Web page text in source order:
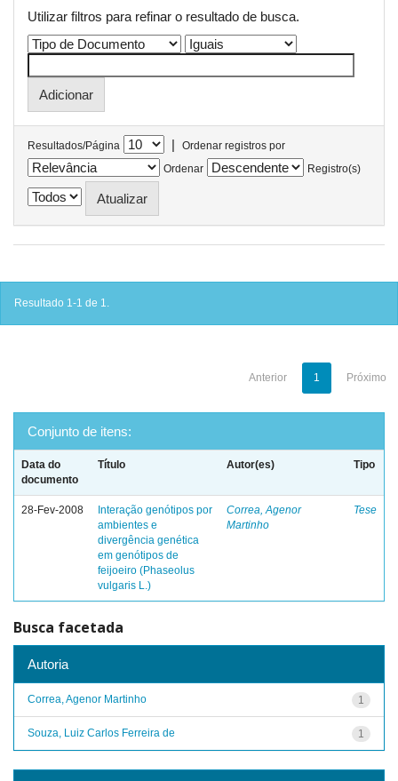
Utilizar filtros para refinar o resultado de busca.
Resultados/Página |
Ordenar registros por
Ordenar
Registro(s)
Resultado 1-1 de 1.
Anterior 1 Próximo
Conjunto de itens:
Data do
documento
Título Autor(es) Tipo
28-Fev-2008
Interação genótipos por
ambientes e
divergência genética
em genótipos de
feijoeiro (Phaseolus
vulgaris L.)
Correa, Agenor
Martinho
Tese
Busca facetada
Autoria
1
Correa, Agenor Martinho
1
Souza, Luiz Carlos Ferreira de